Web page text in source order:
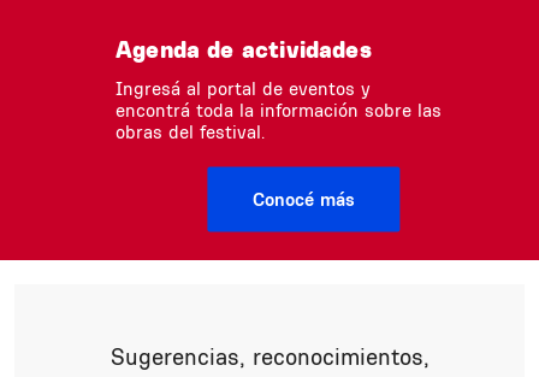
Agenda de actividades
Ingresá al portal de eventos y
encontrá toda la información sobre las
obras del festival.
Conocé más
Sugerencias, reconocimientos,